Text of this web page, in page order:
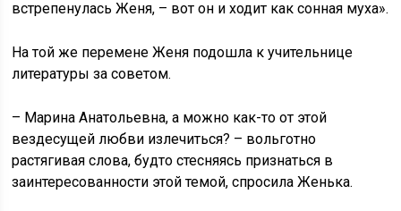
встрепенулась Женя, – вот он и ходит как сонная муха».
На той же перемене Женя подошла к учительнице
литературы за советом.
– Марина Анатольевна, а можно как-то от этой
вездесущей любви излечиться? – вольготно
растягивая слова, будто стесняясь признаться в
заинтересованности этой темой, спросила Женька.